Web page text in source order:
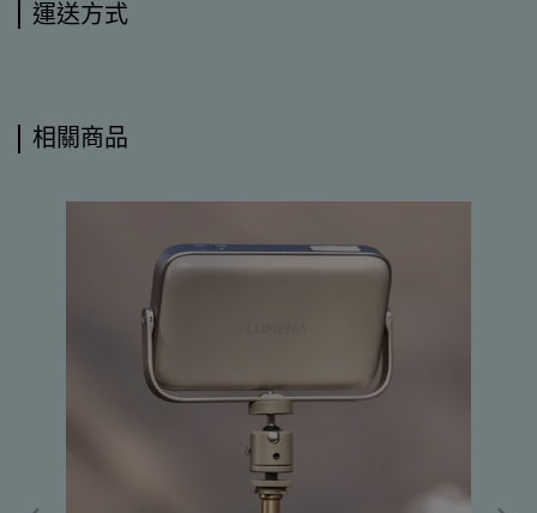
運送方式
相關商品